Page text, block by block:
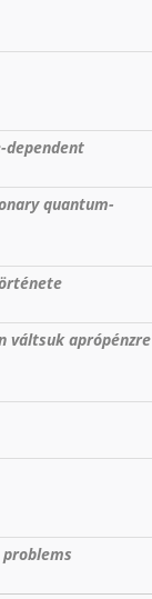
quantum-
váltsuk aprópénzre